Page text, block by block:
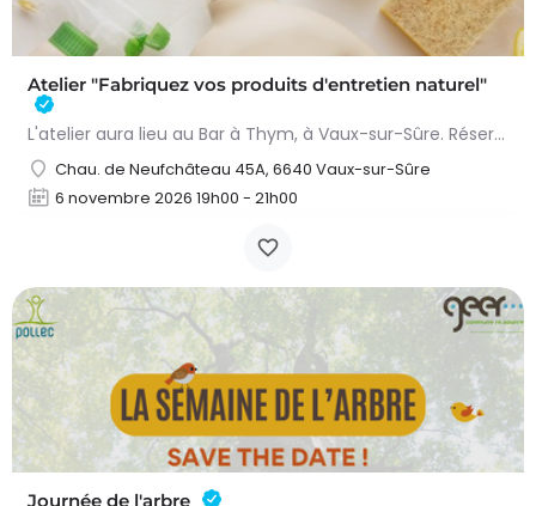
Atelier "Fabriquez vos produits d'entretien naturel"
L'atelier aura lieu au Bar à Thym, à Vaux-sur-Sûre. Réservation :
Chau. de Neufchâteau 45A, 6640 Vaux-sur-Sûre
6 novembre 2026 19h00 - 21h00
Journée de l'arbre